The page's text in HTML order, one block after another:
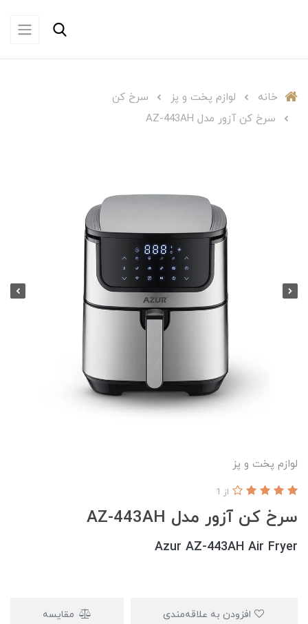
خانه لوازم پخت و پز
سرخ کن
سرخ کن آزور مدل AZ-443AH
لوازم پخت و پز
سرخ کن آزور مدل AZ-443AH
از 1
Azur AZ-443AH Air Fryer
مقایسه